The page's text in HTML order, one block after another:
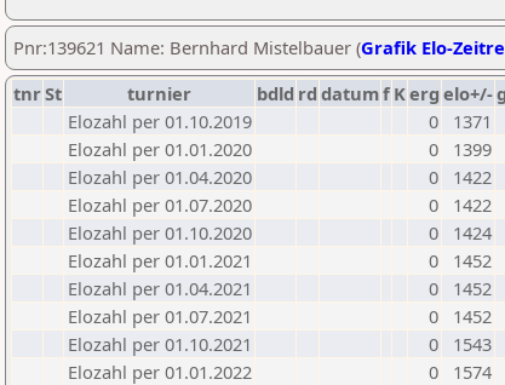
Pnr:139621 Name: Bernhard Mistelbauer (Grafik Elo-
tnrSt turnier bdld rd datumf Kerg elo+/-
Elozahl per 01.10.2019
0
1371
Elozahl per 01.01.2020
0
1399
Elozahl per 01.04.2020
0
1422
Elozahl per 01.07.2020
0
1422
Elozahl per 01.10.2020
0
1424
Elozahl per 01.01.2021
0
1452
Elozahl per 01.04.2021
0
1452
Elozahl per 01.07.2021
0
1452
Elozahl per 01.10.2021
0
1543
Elozahl per 01.01.2022
0
1574